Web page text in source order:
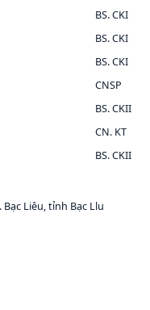
BS. CKI
BS. CKI
BS. CKI
CNSP
BS. CKII
CN. KT
BS. CKII
Liêu, tỉnh Bạc Llu